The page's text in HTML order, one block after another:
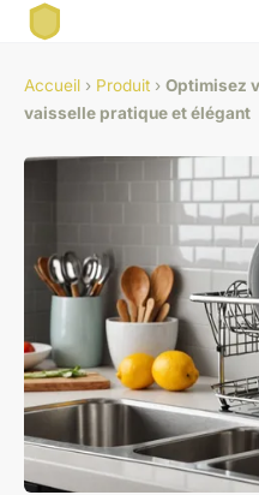
Accueil › Produit › Optimisez
vaisselle pratique et élégant